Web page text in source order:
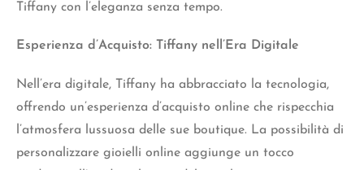
Tiffany con l’eleganza senza tempo.
Esperienza d’Acquisto: Tiffany nell’Era Digitale
Nell’era digitale, Tiffany ha abbracciato la tecnologia,
offrendo un’esperienza d’acquisto online che rispecchia
l’atmosfera lussuosa delle sue boutique. La possibilità di
personalizzare gioielli online aggiunge un tocco